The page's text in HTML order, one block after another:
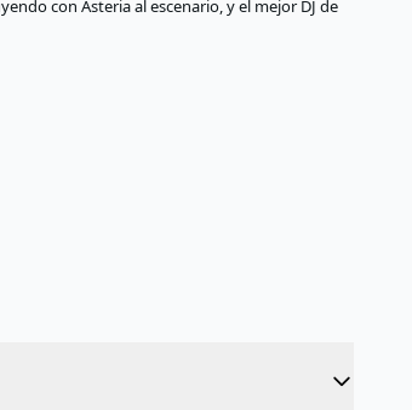
con Asteria al escenario, y el mejor DJ de